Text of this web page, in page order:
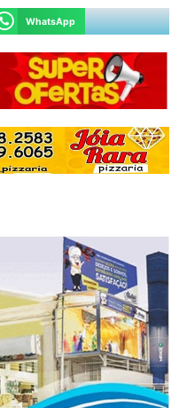
WhatsApp